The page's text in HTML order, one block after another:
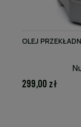
OLEJ
299,00 zł